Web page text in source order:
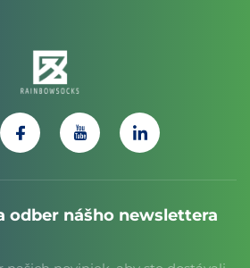
odber nášho newslettera